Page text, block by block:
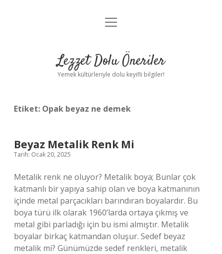
Anasayfa
Yasal Uyarı
menüyü
Lezzet Dolu Öneriler
Yemek kültürleriyle dolu keyifli bilgiler!
Etiket: Opak beyaz ne demek
Beyaz Metalik Renk Mi
Tarih: Ocak 20, 2025
Metalik renk ne oluyor? Metalik boya; Bunlar çok
katmanlı bir yapıya sahip olan ve boya katmanının
içinde metal parçacıkları barındıran boyalardır. Bu
boya türü ilk olarak 1960’larda ortaya çıkmış ve
metal gibi parladığı için bu ismi almıştır. Metalik
boyalar birkaç katmandan oluşur. Sedef beyaz
metalik mi? Günümüzde sedef renkleri, metalik